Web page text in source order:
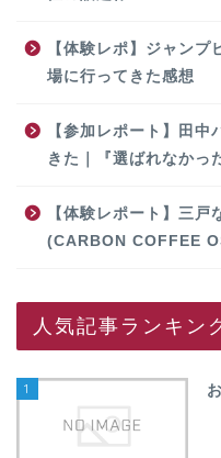
【体験レポ】ジャン
場に行ってきた感想
【参加レポート】田
きた｜『選ばれなかっ
【体験レポート】三
(CARBON COFFEE
人気記事ランキン
1